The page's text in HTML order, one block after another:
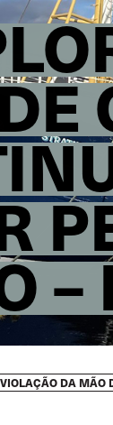
–
DA MÃO